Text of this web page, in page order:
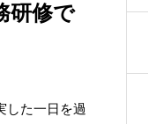
研修で
した一日を過